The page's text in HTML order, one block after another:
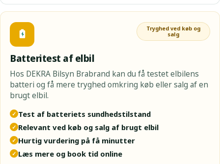
Tryghed ved køb og
salg
Batteritest af elbil
Hos DEKRA Bilsyn Brabrand kan du få testet elbilens
batteri og få mere tryghed omkring køb eller salg af en
brugt elbil.
✓ Test af batteriets sundhedstilstand
✓ Relevant ved køb og salg af brugt elbil
✓ Hurtig vurdering på få minutter
✓ Læs mere og book tid online